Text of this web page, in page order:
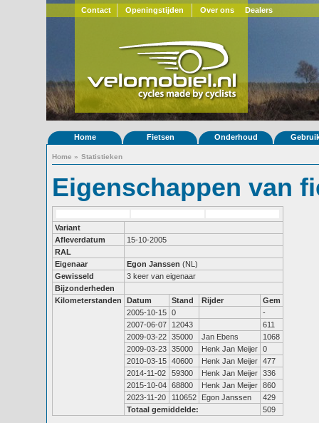
Contact Openingstijden Over ons Dealers
Home Fietsen Onderhoud
Home » Statistieken
Eigenschappen van
Variant
Afleverdatum
15-10-2005
RAL
Eigenaar
Egon Janssen (NL)
Gewisseld
3 keer van eigenaar
Bijzonderheden
Kilometerstanden
Datum Stand Rijder
Gem
2005-10-15 0
-
2007-06-07
12043
611
2009-03-22 35000 Jan Ebens
1068
2009-03-23 35000 Henk Jan Meijer 0
2010-03-15 40600 Henk Jan Meijer 477
2014-11-02
59300 Henk Jan Meijer 336
2015-10-04 68800 Henk Jan Meijer 860
2023-11-20
110652 Egon Janssen
429
Totaal gemiddelde:
509